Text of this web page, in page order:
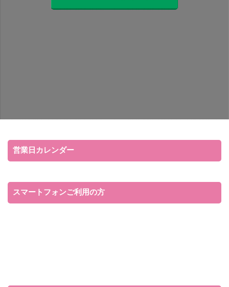
営業日カレンダー
スマートフォンご利用の方